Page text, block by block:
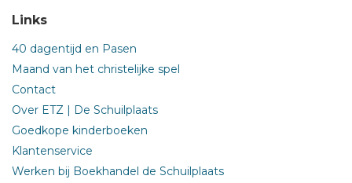
Links
40 dagentijd en Pasen
Maand van het christelijke spel
Contact
Over ETZ | De Schuilplaats
Goedkope kinderboeken
Klantenservice
Werken bij Boekhandel de Schuilplaats